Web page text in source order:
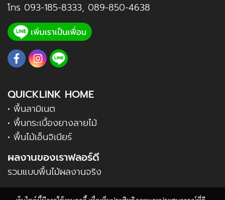
โทร 093-185-8333, 089-850-4638
QUICKLINK HOME
• พื้นลามิเนต
• พื้นกระเบื้องยางลายไม้
• พื้นไม้เอ็นจิเนียร์
ผลงานของเราฟลอร์ดี
รวมแบบพื้นไม้ผลงานจริง